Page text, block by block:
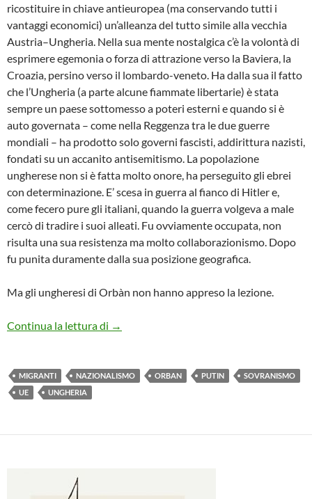
ricostituire in chiave antieuropea (ma conservando tutti i
vantaggi economici) un’alleanza del tutto simile alla vecchia
Austria–Ungheria. Nella sua mente nostalgica c’è la volontà di
esprimere egemonia o forza di attrazione verso la Baviera, la
Croazia, persino verso il lombardo-veneto. Ha dalla sua il fatto
che l’Ungheria (a parte alcune fiammate libertarie) è stata
sempre un paese sottomesso a poteri esterni e quando si è
auto governata – come nella Reggenza tra le due guerre
mondiali – ha prodotto solo governi fascisti, addirittura nazisti,
fondati su un accanito antisemitismo. La popolazione
ungherese non si è fatta molto onore, ha perseguito gli ebrei
con determinazione. E’ scesa in guerra al fianco di Hitler e,
come fecero pure gli italiani, quando la guerra volgeva a male
cercò di tradire i suoi alleati. Fu ovviamente occupata, non
risulta una sua resistenza ma molto collaborazionismo. Dopo
fu punita duramente dalla sua posizione geografica.
Ma gli ungheresi di Orbàn non hanno appreso la lezione.
Continua la lettura di GRAZIE, ORBAN
→
MIGRANTI NAZIONALISMO ORBAN PUTIN
SOVRANISMO
UE
UNGHERIA